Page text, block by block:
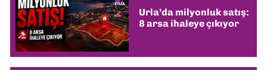
Urla’da milyonluk satış:
8 arsa ihaleye çıkıyor